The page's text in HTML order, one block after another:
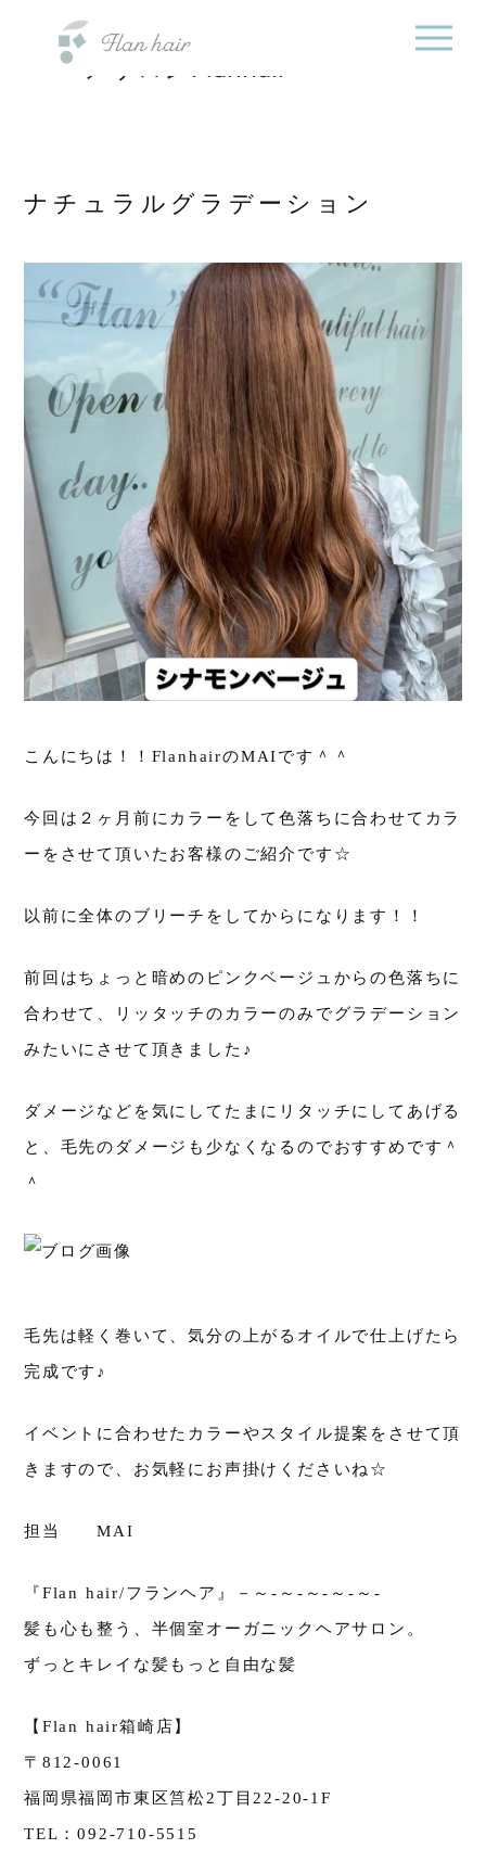
院・半個室オーガニック
ヘアサロンFlanhair
ナチュラルグラデーション
こんにちは！！FlanhairのMAIです＾＾
今回は２ヶ月前にカラーをして色落ちに合わせてカラ
ーをさせて頂いたお客様のご紹介です☆
以前に全体のブリーチをしてからになります！！
前回はちょっと暗めのピンクベージュからの色落ちに
合わせて、リッタッチのカラーのみでグラデーション
みたいにさせて頂きました♪
ダメージなどを気にしてたまにリタッチにしてあげる
と、毛先のダメージも少なくなるのでおすすめです＾
＾
毛先は軽く巻いて、気分の上がるオイルで仕上げたら
完成です♪
イベントに合わせたカラーやスタイル提案をさせて頂
きますので、お気軽にお声掛けくださいね☆
担当 MAI
『Flan hair/フランヘア』－～-～-～-～-～-
髪も心も整う、半個室オーガニックヘアサロン。
ずっとキレイな髪もっと自由な髪
【Flan hair箱崎店】
〒812-0061
福岡県福岡市東区筥松2丁目22-20-1F
TEL：092-710-5515